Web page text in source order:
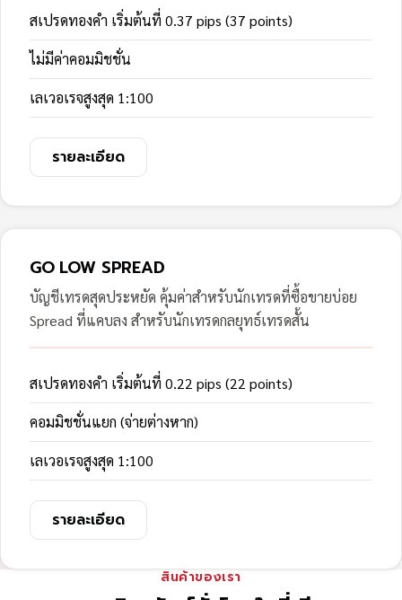
สเปรดทองคำ เริ่มต้นที่ 0.37 pips (37 points)
ไม่มีค่าคอมมิชชั่น
เลเวอเรจสูงสุด 1:100
รายละเอียด
GO LOW SPREAD
บัญชีเทรดสุดประหยัด คุ้มค่าสำหรับนักเทรดที่ซื้อขายบ่อย
Spread ที่แคบลง สำหรับนักเทรดกลยุทธ์เทรดสั้น
สเปรดทองคำ เริ่มต้นที่ 0.22 pips (22 points)
คอมมิชชั่นแยก (จ่ายต่างหาก)
เลเวอเรจสูงสุด 1:100
รายละเอียด
สินค้าของเรา